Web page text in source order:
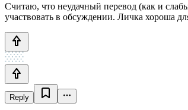
Считаю, что неудачный перевод (как и
участвовать в обсуждении. Личка хороша
Reply